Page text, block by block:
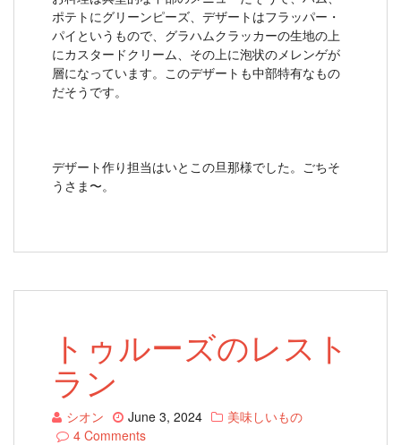
ポテトにグリーンピーズ、デザートはフラッパー・
パイというもので、グラハムクラッカーの生地の上
にカスタードクリーム、その上に泡状のメレンゲが
層になっています。このデザートも中部特有なもの
だそうです。
デザート作り担当はいとこの旦那様でした。ごちそ
うさま〜。
トゥルーズのレスト
ラン
シオン June 3, 2024
美味しいもの
4 Comments